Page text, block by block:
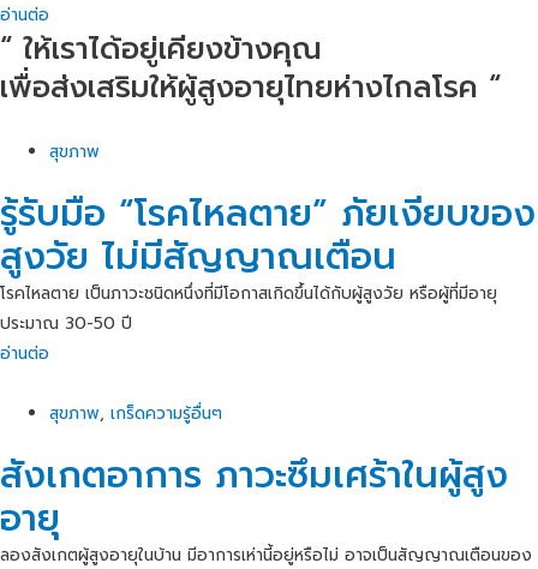
อ่านต่อ
“ ให้เราได้อยู่เคียงข้างคุณ
เพื่อส่งเสริมให้ผู้สูงอายุไทยห่างไกลโรค “
สุขภาพ
รู้รับมือ “โรคไหลตาย” ภัยเงียบของ
สูงวัย ไม่มีสัญญาณเตือน
โรคไหลตาย เป็นภาวะชนิดหนึ่งที่มีโอกาสเกิดขึ้นได้กับผู้สูงวัย หรือผู้ที่มีอายุ
ประมาณ 30-50 ปี
อ่านต่อ
สุขภาพ,เกร็ดความรู้อื่นๆ
สังเกตอาการ ภาวะซึมเศร้าในผู้สูง
อายุ
ลองสังเกตผู้สูงอายุในบ้าน มีอาการเห่านี้อยู่หรือไม่ อาจเป็นสัญญาณเตือนของ